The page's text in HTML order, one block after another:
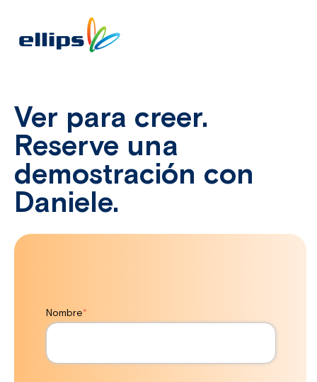
Ver para creer.
Reserve una
demostración con
Daniele.
Nombre*